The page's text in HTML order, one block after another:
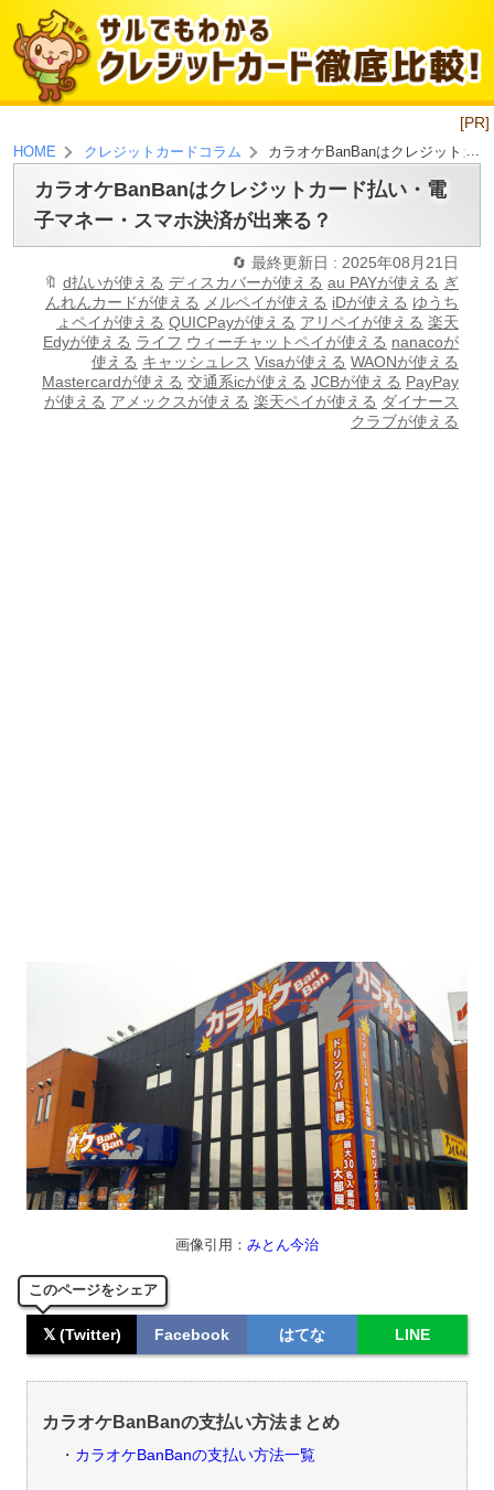
[PR]
HOME クレジットカードコラム カラオケBanBanはクレジットカ
カラオケBanBanはクレジットカード払い・電
子マネー・スマホ決済が出来る？
最終更新日 : 2025年08月21日
d払いが使える ディスカバーが使える au PAYが使える ぎ
んれんカードが使える メルペイが使える iDが使える ゆうち
ょペイが使える QUICPayが使える アリペイが使える 楽天
Edyが使える ライフ ウィーチャットペイが使える nanacoが
使える キャッシュレス Visaが使える WAONが使える
Mastercardが使える 交通系icが使える JCBが使える PayPay
が使える アメックスが使える 楽天ペイが使える ダイナース
クラブが使える
画像引用： みとん今治
このページをシェア
𝕏 (Twitter) Facebook はてな LINE
カラオケBanBanの支払い方法まとめ
カラオケBanBanの支払い方法一覧